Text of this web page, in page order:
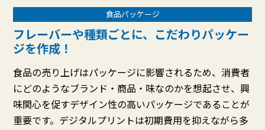
食品パッケージ
フレーバーや種類ごとに、こだわりパッケー
ジを作成！
食品の売り上げはパッケージに影響されるため、消費者
にどのようなブランド・商品・味なのかを想起させ、興
味関心を促すデザイン性の高いパッケージであることが
重要です。デジタルプリントは初期費用を抑えながら多